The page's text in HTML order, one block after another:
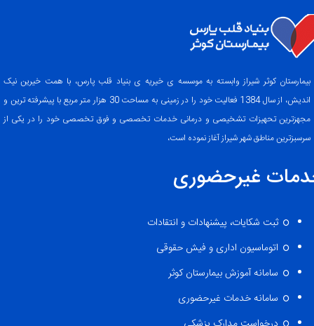
بیمارستان کوثر شیراز وابسته به موسسه ی خیریه ی بنیاد قلب پارس، با همت خیرین نیک
اندیش، از سال 1384 فعالیت خود را در زمینی به مساحت 30 هزار متر مربع با پیشرفته ترین و
مجهزترین تحهیزات تشخیصی و درمانی خدمات تخصصی و فوق تخصصی خود را در یکی از
سرسبزترین مناطق شهر شیراز آغاز نموده است،
غیرحضوری
ثبت شکایات، پیشنهادات و انتقادات
اتوماسیون اداری و فیش حقوقی
سامانه آموزش بیمارستان کوثر
سامانه خدمات غیرحضوری